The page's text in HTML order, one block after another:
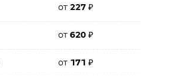
от227₽
от620₽
от 171₽